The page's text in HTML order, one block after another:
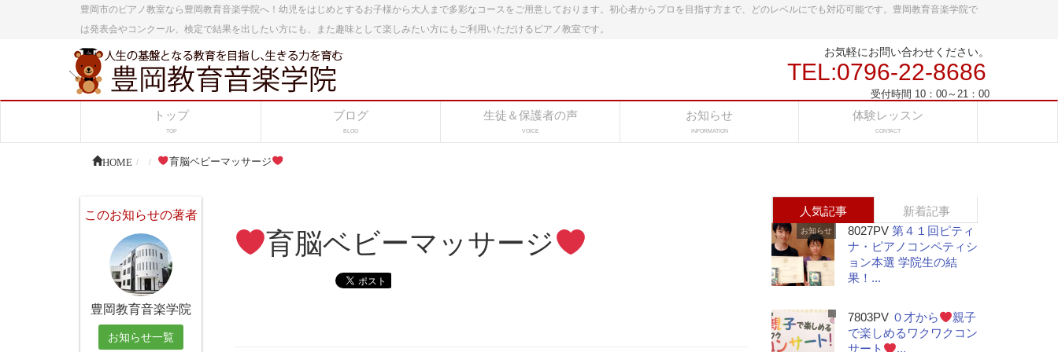
豊岡市のピアノ教室なら豊岡教育音楽学院へ！幼児をはじめとするお子様から大人まで多彩なコースをご用意しております。初心者からプロを目指す方まで、どのレベルにでも対応可能です。豊岡教育音楽学院で
は発表会やコンクール、検定で結果を出したい方にも、また趣味として楽しみたい方にもご利用いただけるピアノ教室です。
お気軽にお問い合わせください。
TEL:0796-22-8686
受付時間 10：00～21：00
トップ
TOP
ブログ
BLOG
生徒＆保護者の声
VOICE
お知らせ
INFORMATION
体験レッスン
CONTACT
HOME 育脳ベビーマッサージ
育脳ベビーマッサージ
このお知らせの著者
豊岡教育音楽学院
お知らせ一覧
人気記事 新着記事
お知らせ 8027PV 第４１回ピティ
ナ・ピアノコンペティシ
ョン本選 学院生の結
果！...
7803PV ０才から
親子
で楽しめるワクワクコン
サート
...